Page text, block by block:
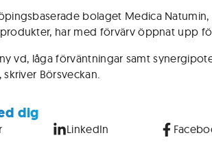
bolaget Medica
har med förvärv öppnat upp
vd, låga förväntningar samt
skriver Börsveckan.
dig
LinkedIn